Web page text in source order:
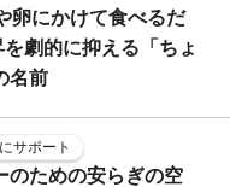
卵にかけて食べるだ
劇的に抑える「ちょ
名前
サポート
のための安らぎの空